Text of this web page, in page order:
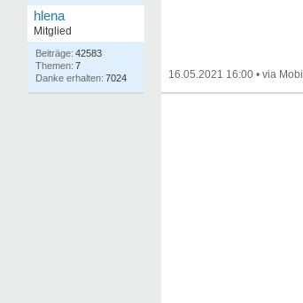
hlena
Mitglied
42583
7
7024
16.05.2021 16:00 •